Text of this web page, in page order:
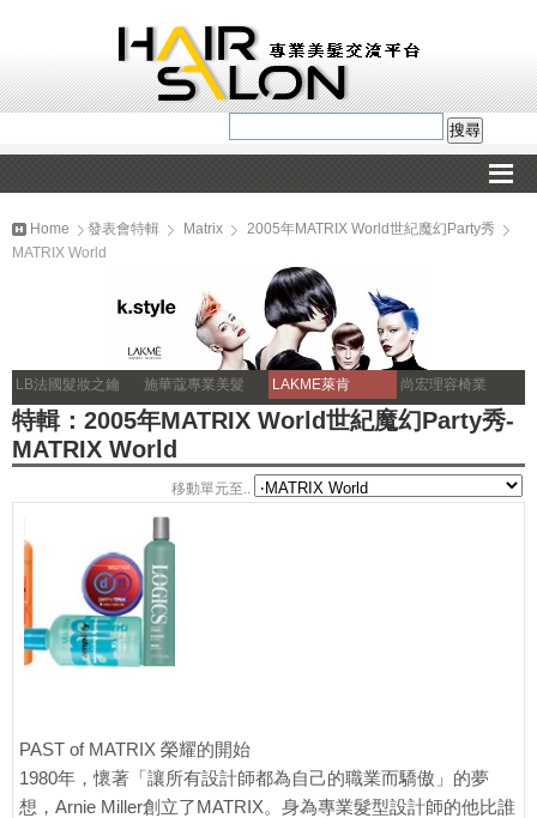
Home 發表會特輯 Matrix
2005年MATRIX World世紀魔幻Party秀
MATRIX World
LB法國髮妝之鑰 施華蔻專業美髮 LAKME萊肯 尚宏理容椅業
特輯：2005年MATRIX World世紀魔幻Party秀-
MATRIX World
移動單元至..
PAST of MATRIX 榮耀的開始
1980年，懷著「讓所有設計師都為自己的職業而驕傲」的夢
想，Arnie Miller創立了MATRIX。身為專業髮型設計師的他比誰